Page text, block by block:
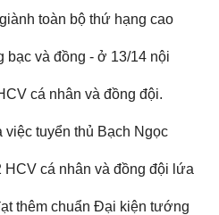
toàn bộ thứ hạng cao
bạc và đồng - ở 13/14 nội
cá nhân và đồng đội.
tuyển thủ Bạch Ngọc
cá nhân và đồng đội lứa
thêm chuẩn Đại kiện tướng